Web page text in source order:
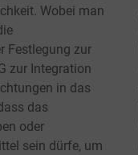
Wobei man
Festlegung zur
zur Integration
in das
das
oder
sein dürfe, um